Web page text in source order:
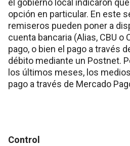
el gobierno local indicaron
opción en particular. En este
remiseros pueden poner a
cuenta bancaria (Alias, CBU o
pago, o bien el pago a través
débito mediante un Postnet.
los últimos meses, los
pago a través de Mercado
Control